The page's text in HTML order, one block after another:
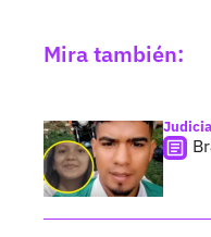
Mira también: